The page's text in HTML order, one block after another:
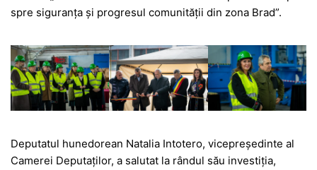
spre siguranța și progresul comunității din zona Brad”.
Deputatul hunedorean Natalia Intotero, vicepreședinte al
Camerei Deputaților, a salutat la rândul său investiția,